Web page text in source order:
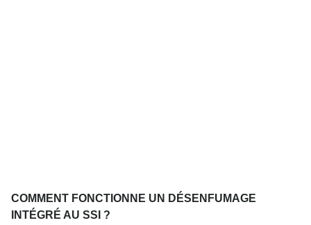
COMMENT FONCTIONNE UN DÉSENFUMAGE
INTÉGRÉ AU SSI ?